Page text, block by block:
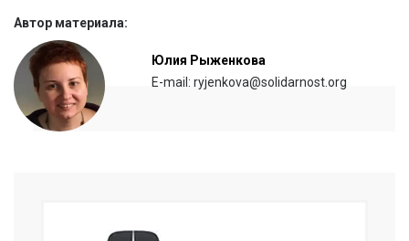
Автор материала:
Юлия Рыженкова
E-mail: ryjenkova@solidarnost.org